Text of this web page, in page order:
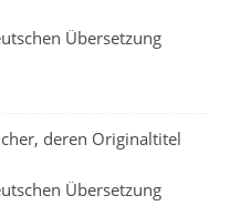
Übersetzung
deren Originaltitel
Übersetzung